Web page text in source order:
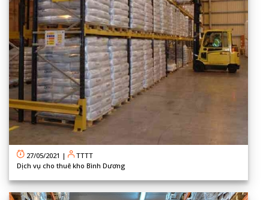
27/05/2021 |
TTTT
Dịch vụ cho thuê kho Bình Dương